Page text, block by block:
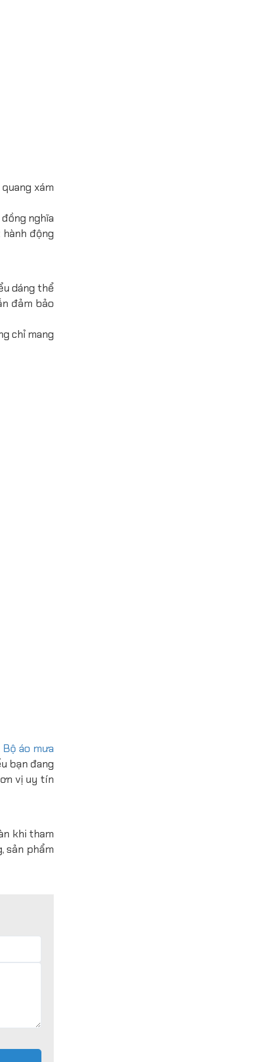
xám
nghĩa
động
dáng thể
đảm bảo
chỉ mang
Bộ áo mưa
bạn đang
vị uy tín
khi tham
sản phẩm